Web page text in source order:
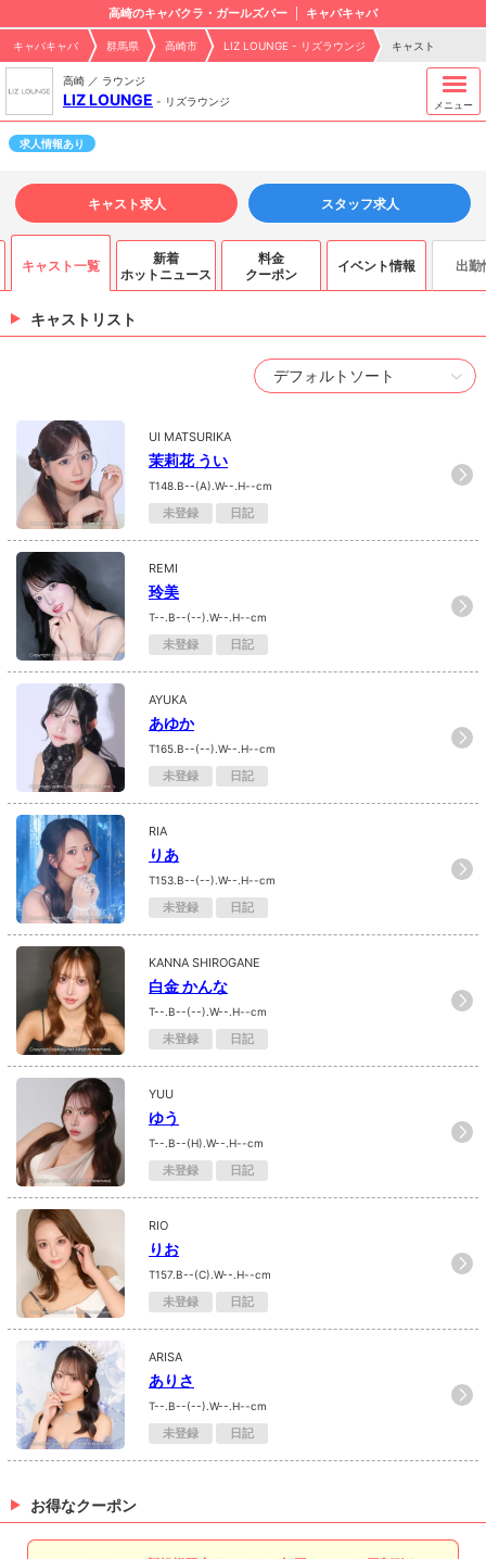
高崎のキャバクラ・ガールズバー キャバキャバ
キャバキャバ 群馬県 高崎市 LIZ LOUNGE - リズラウンジ キャスト
高崎 ／ ラウンジ
LIZ LOUNGE - リズラウンジ メニュー
求人情報あり
キャスト求人 スタッフ求人
キャスト一覧
新着
ホットニュース
料金
クーポン
イベント情報 出勤
キャストリスト
UI MATSURIKA
茉莉花 うい
T148.B--(A).W--.H--cm
未登録 日記
REMI
玲美
T--.B--(--).W--.H--cm
未登録 日記
AYUKA
あゆか
T165.B--(--).W--.H--cm
未登録 日記
RIA
りあ
T153.B--(--).W--.H--cm
未登録 日記
KANNA SHIROGANE
白金 かんな
T--.B--(--).W--.H--cm
未登録 日記
YUU
ゆう
T--.B--(H).W--.H--cm
未登録 日記
RIO
りお
T157.B--(C).W--.H--cm
未登録 日記
ARISA
ありさ
T--.B--(--).W--.H--cm
未登録 日記
お得なクーポン